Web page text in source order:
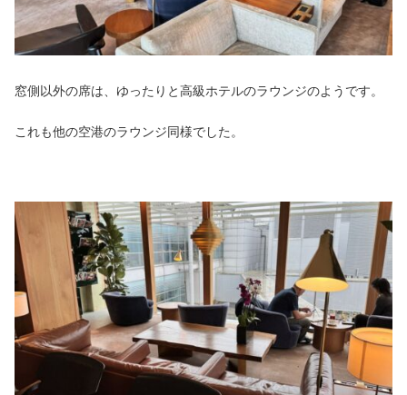
窓側以外の席は、ゆったりと高級ホテルのラウンジのようです。
これも他の空港のラウンジ同様でした。